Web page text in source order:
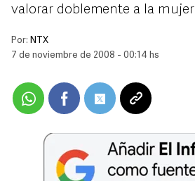
valorar doblemente a la mujer
Por: NTX
7 de noviembre de 2008 - 00:14 hs